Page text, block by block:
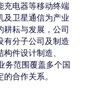
充电器等移动终端
及卫星通信为产业
耕耘与发展，公司
有分子公司及制造
件设计制造、
务范围覆盖多个国
合作关系。